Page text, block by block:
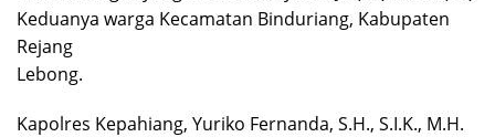
Keduanya warga Kecamatan Binduriang, Kabupaten
Rejang
Lebong.
Kapolres Kepahiang, Yuriko Fernanda, S.H., S.I.K., M.H.